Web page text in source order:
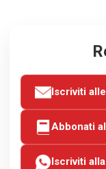
Iscriviti
Abbonati
Iscriviti